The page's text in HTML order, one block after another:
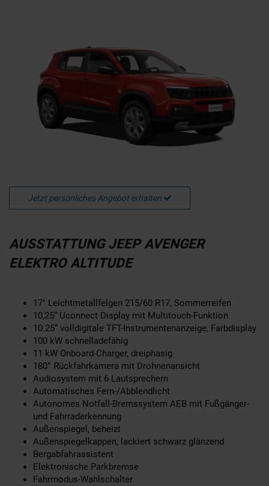
Jetzt persönliches Angebot erhalten
AUSSTATTUNG JEEP AVENGER
ELEKTRO ALTITUDE
17" Leichtmetallfelgen 215/60 R17, Sommerreifen
10,25“ Uconnect Display mit Multitouch-Funktion
10.25“ volldigitale TFT-Instrumentenanzeige, Farbdisplay
100 kW schnelladefähig
11 kW Onboard-Charger, dreiphasig
180° Rückfahrkamera mit Drohnenansicht
Audiosystem mit 6 Lautsprechern
Automatisches Fern-/Abblendlicht
Autonomes Notfall-Bremssystem AEB mit Fußgänger-
und Fahrraderkennung
Außenspiegel, beheizt
Außenspiegelkappen, lackiert schwarz glänzend
Bergabfahrassistent
Elektronische Parkbremse
Fahrmodus-Wahlschalter